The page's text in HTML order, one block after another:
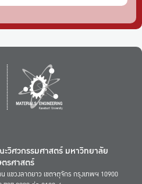
วิศวกรรมศาสตร์ มหาวิทยาลัย
ตรศาสตร์
แขวงลาดยาว เขตจตุจักร กรุงเทพฯ 10900